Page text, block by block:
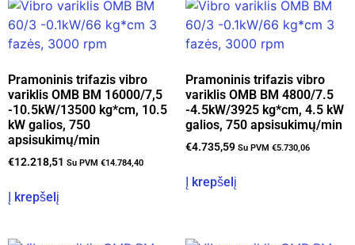
Pramoninis trifazis vibro
variklis OMB BM 16000/7,5
-10.5kW/13500 kg*cm, 10.5
kW galios, 750
apsisukimų/min
€12.218,51 Su PVM €14.784,40
Į krepšelį
Pramoninis trifazis vibro
variklis OMB BM 4800/7.5
-4.5kW/3925 kg*cm, 4.5 kW
galios, 750 apsisukimų/min
€4.735,59 Su PVM €5.730,06
Į krepšelį